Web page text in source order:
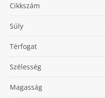
Cikkszám
Súly
Térfogat
Szélesség
Magasság